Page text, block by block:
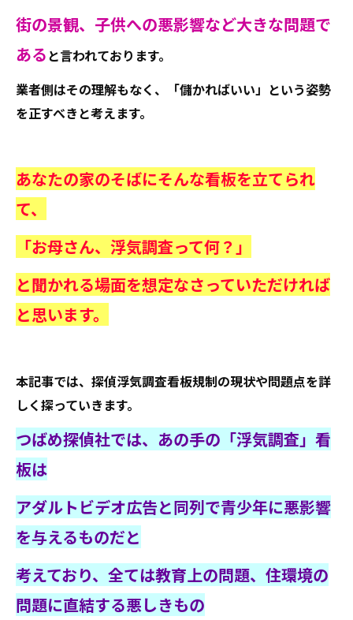
街の景観、子供への悪影響など大きな問題で
あると言われております。
業者側はその理解もなく、「儲かればいい」という姿勢
を正すべきと考えます。
あなたの家のそばにそんな看板を立てられ
て、
「お母さん、浮気調査って何？」
と聞かれる場面を想定なさっていただければ
と思います。
本記事では、探偵浮気調査看板規制の現状や問題点を詳
しく探っていきます。
つばめ探偵社では、あの手の「浮気調査」看
板は
アダルトビデオ広告と同列で青少年に悪影響
を与えるものだと
考えており、全ては教育上の問題、住環境の
問題に直結する悪しきもの